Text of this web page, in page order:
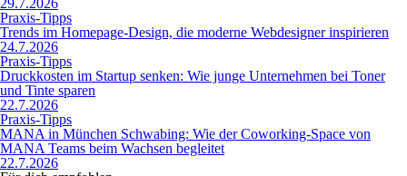
29.7.2026
Praxis-Tipps
Trends im Homepage-Design, die moderne Webdesigner inspirieren
24.7.2026
Praxis-Tipps
Druckkosten im Startup senken: Wie junge Unternehmen bei Toner
und Tinte sparen
22.7.2026
Praxis-Tipps
MANA in München Schwabing: Wie der Coworking-Space von
MANA Teams beim Wachsen begleitet
22.7.2026